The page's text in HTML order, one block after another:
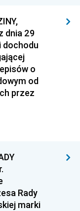
dnia 29
dochodu
o
od
przez
Rady
marki